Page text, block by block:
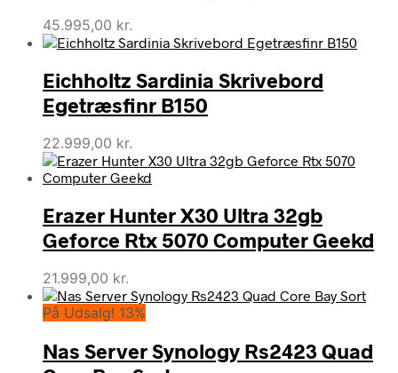
45.995,00 kr.
Eichholtz Sardinia Skrivebord
Egetræsfinr B150
22.999,00 kr.
Erazer Hunter X30 Ultra 32gb
Geforce Rtx 5070 Computer Geekd
21.999,00 kr.
På Udsalg! 13%
Nas Server Synology Rs2423 Quad